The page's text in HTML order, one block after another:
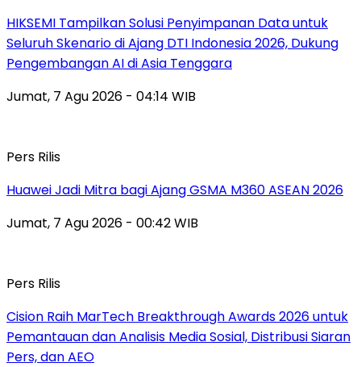
HIKSEMI Tampilkan Solusi Penyimpanan Data untuk
Seluruh Skenario di Ajang DTI Indonesia 2026, Dukung
Pengembangan AI di Asia Tenggara
Jumat, 7 Agu 2026 - 04:14 WIB
Pers Rilis
Huawei Jadi Mitra bagi Ajang GSMA M360 ASEAN 2026
Jumat, 7 Agu 2026 - 00:42 WIB
Pers Rilis
Cision Raih MarTech Breakthrough Awards 2026 untuk
Pemantauan dan Analisis Media Sosial, Distribusi Siaran
Pers, dan AEO